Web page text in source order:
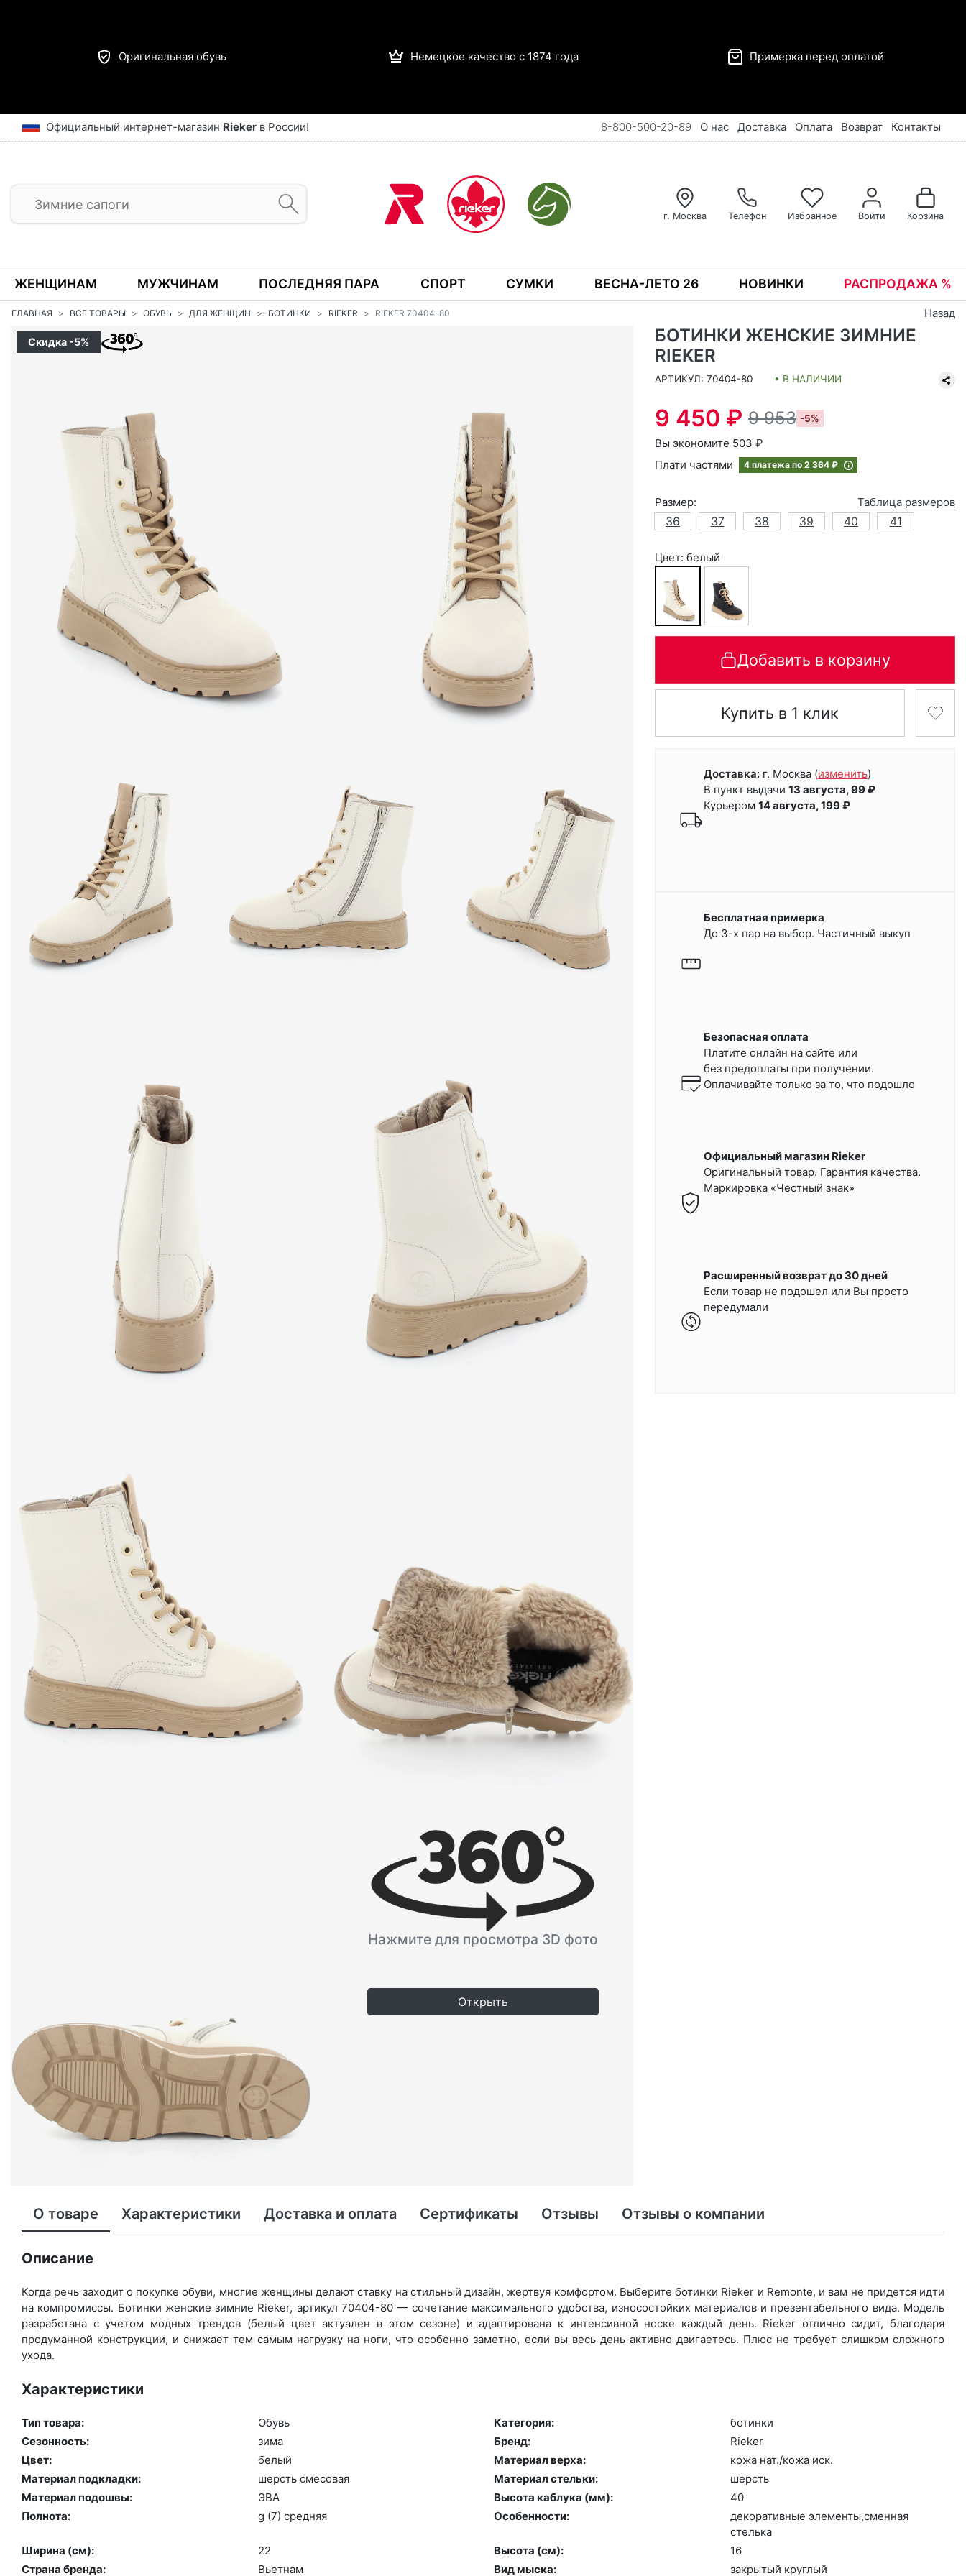
Оригинальная обувь Немецкое качество с 1874 года Примерка перед оплатой
Официальный интернет-магазин Rieker в России! 8-800-500-20-89 О нас Доставка Оплата Возврат Контакты
г. Москва Телефон Избранное Войти Корзина
ЖЕНЩИНАМ МУЖЧИНАМ ПОСЛЕДНЯЯ ПАРА СПОРТ СУМКИ ВЕСНА-ЛЕТО 26 НОВИНКИ РАСПРОДАЖА %
ГЛАВНАЯ ВСЕ ТОВАРЫ ОБУВЬ ДЛЯ ЖЕНЩИН БОТИНКИ RIEKER RIEKER 70404-80 Назад
Скидка -5%
Нажмите для просмотра 3D фото
Открыть
БОТИНКИ ЖЕНСКИЕ ЗИМНИЕ
RIEKER
АРТИКУЛ: 70404-80 • В НАЛИЧИИ
9 450 ₽ 9 953 -5%
Вы экономите 503 ₽
Плати частями
4 платежа по 2 364 ₽
Размер:
Таблица размеров
36
37 38 39 40 41
Цвет: белый
Добавить в корзину
Купить в 1 клик
Доставка: г. Москва (изменить)
В пункт выдачи 13 августа, 99 ₽
Курьером 14 августа, 199 ₽
Бесплатная примерка
До 3-х пар на выбор. Частичный выкуп
Безопасная оплата
Платите онлайн на сайте или
без предоплаты при получении.
Оплачивайте только за то, что подошло
Официальный магазин Rieker
Оригинальный товар. Гарантия качества.
Маркировка «Честный знак»
Расширенный возврат до 30 дней
Если товар не подошел или Вы просто
передумали
О товаре Характеристики Доставка и оплата Сертификаты Отзывы Отзывы о компании
Описание
Когда речь заходит о покупке обуви, многие женщины делают ставку на стильный дизайн, жертвуя комфортом. Выберите бо­тин­ки Rieker и Remonte, и вам не придется идти
на компромиссы. Ботинки женские зимние Rieker, артикул 70404-80 — сочетание максимального удобства, износостойких материалов и презентабельного вида. Модель
разработана с учетом модных трендов (бе­лый цвет актуален в этом сезоне) и адаптирована к интенсивной носке каждый день. Ri­eker отлично сидит, благодаря
продуманной конструкции, и снижает тем самым нагрузку на ноги, что особенно заметно, если вы весь день активно двигаетесь. Плюс не требует слишком сложного
ухода.
Характеристики
Тип товара: Обувь Категория:
бо­тин­ки
Сезонность:
зи­ма Бренд:
Ri­eker
Цвет:
бе­лый Материал верха:
ко­жа нат./ко­жа иск.
Материал подкладки:
шерсть сме­совая Материал стельки:
шерсть
Материал подошвы:
ЭВА Высота каблука (мм):
40
Полнота:
g (7) сред­няя Особенности:
де­кора­тив­ные эле­мен­ты,смен­ная
стель­ка
Ширина (см):
22 Высота (cм):
16
Страна бренда:
Вь­ет­нам Вид мыска: зак­ры­тый круг­лый